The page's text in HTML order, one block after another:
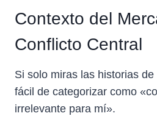
A
T
I
E
N
X
(
A
T
I
E
N
F
A
A
T
E
N
P
I
A
T
I
E
N
L
I
A
T
I
E
N
W
Contexto del
Conflicto Central
Si solo miras las historias
fácil de categorizar como
irrelevante para mí».